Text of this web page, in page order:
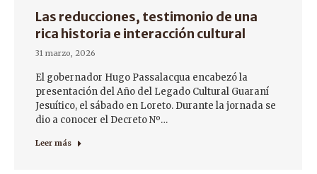
Las reducciones, testimonio de una
rica historia e interacción cultural
31 marzo, 2026
El gobernador Hugo Passalacqua encabezó la
presentación del Año del Legado Cultural Guaraní
Jesuítico, el sábado en Loreto. Durante la jornada se
dio a conocer el Decreto Nº…
Leer más